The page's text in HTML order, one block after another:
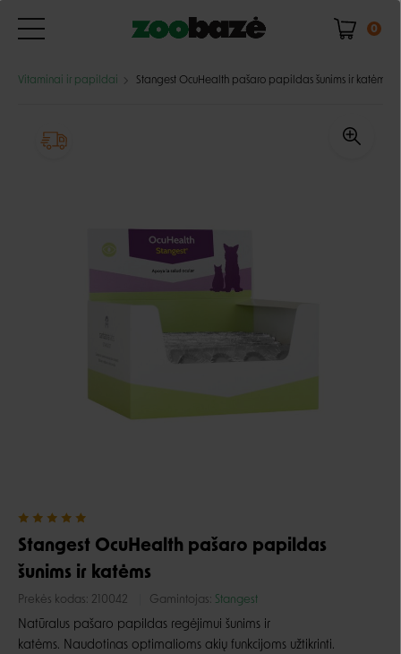
0
Vitaminai ir papildai Stangest OcuHealth pašaro papildas šunims ir katėms
Stangest OcuHealth pašaro papildas
šunims ir katėms
Prekės kodas: 210042 Gamintojas: Stangest
Natūralus pašaro papildas regėjimui šunims ir
katėms. Naudotinas optimalioms akių funkcijoms užtikrinti.